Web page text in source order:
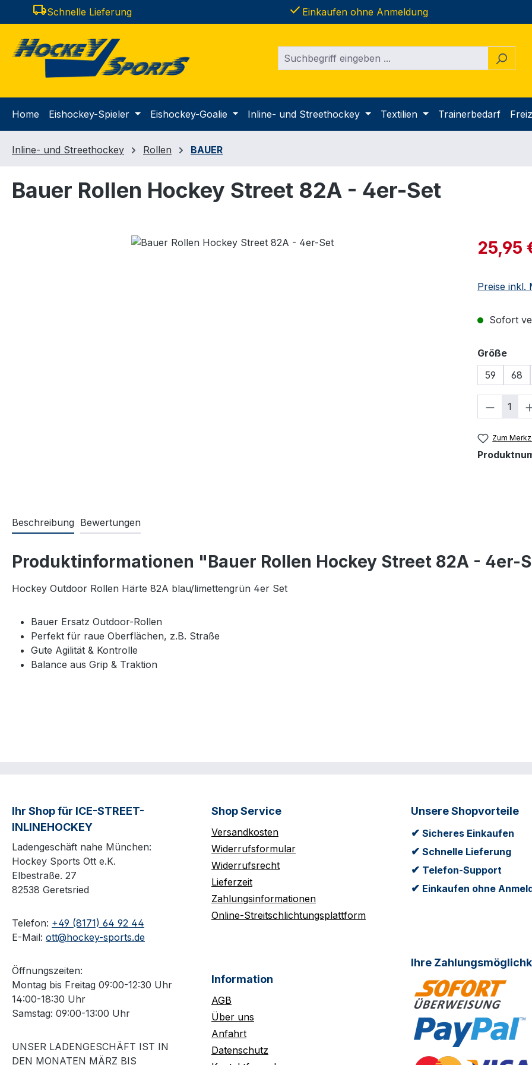
Hauptinhalt springen
Zur Suche springen
Zur Hauptnavigation springen
local_shippingSchnelle Lieferung done Einkaufen ohne Anmeldung
Home Eishockey-Spieler Eishockey-Goalie Inline- und Streethockey Textilien Trainerbedarf
Inline- und Streethockey Rollen BAUER
Bauer Rollen Hockey Street 82A - 4er-Set
25,95
Preise inkl.
Sofort
Größe
59
68
Zum
Beschreibung Bewertungen
Produktinformationen "Bauer Rollen Hockey Street 82A - 4er-
Hockey Outdoor Rollen Härte 82A blau/limettengrün 4er Set
Bauer Ersatz Outdoor-Rollen
Perfekt für raue Oberflächen, z.B. Straße
Gute Agilität & Kontrolle
Balance aus Grip & Traktion
Ihr Shop für ICE-STREET-
INLINEHOCKEY
Ladengeschäft nahe München:
Hockey Sports Ott e.K.
Elbestraße. 27
82538 Geretsried
Telefon: +49 (8171) 64 92 44
E-Mail: ott@hockey-sports.de
Öffnungszeiten:
Montag bis Freitag 09:00-12:30 Uhr
14:00-18:30 Uhr
Samstag: 09:00-13:00 Uhr
UNSER LADENGESCHÄFT IST IN
DEN MONATEN MÄRZ BIS
Shop Service
Versandkosten
Widerrufsformular
Widerrufsrecht
Lieferzeit
Zahlungsinformationen
Online-Streitschlichtungsplattform
Information
AGB
Über uns
Anfahrt
Datenschutz
Unsere Shopvorteile
✔ Sicheres Einkaufen
✔ Schnelle Lieferung
✔ Telefon-Support
✔ Einkaufen ohne
Ihre